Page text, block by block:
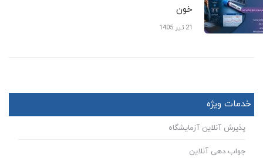
خون
21 تیر 1405
خدمات ویژه
پذیرش آنلاین آزمایشگاه
جواب دهی آنلاین